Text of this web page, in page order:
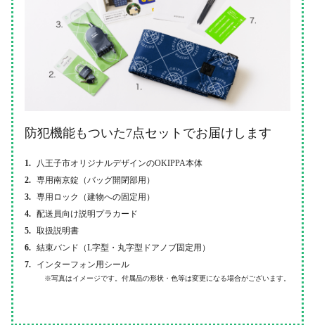
防犯機能もついた7点セットでお届けします
八王子市オリジナルデザインのOKIPPA本体
専用南京錠（バッグ開閉部用）
専用ロック（建物への固定用）
配送員向け説明プラカード
取扱説明書
結束バンド（L字型・丸字型ドアノブ固定用）
インターフォン用シール
※写真はイメージです。付属品の形状・色等は変更になる場合がございます。